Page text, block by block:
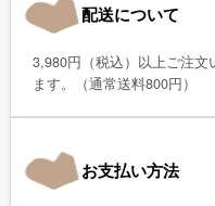
配送について
3,980円（税込）以上ご注文
ます。（通常送料800円）
お支払い方法